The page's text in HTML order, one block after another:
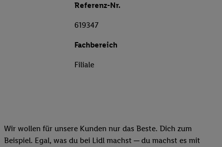
Referenz-Nr.
619347
Fachbereich
Filiale
Wir wollen für unsere Kunden nur das Beste. Dich zum
Beispiel. Egal, was du bei Lidl machst ─ du machst es mit